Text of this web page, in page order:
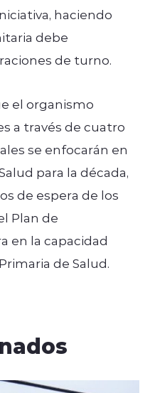
haciendo
debe
de turno.
el organismo
a través de cuatro
se enfocarán en
para la década,
de espera de los
Plan de
en la capacidad
de Salud.